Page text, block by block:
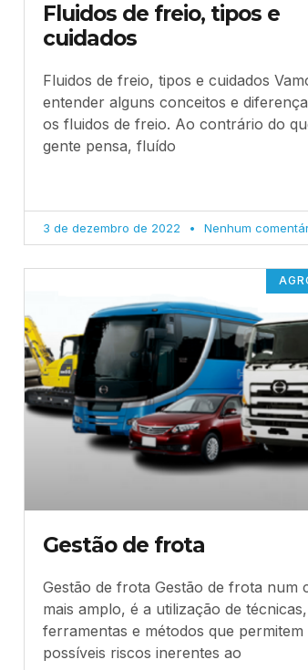
Fluidos de freio, tipos e
cuidados
Fluidos de freio, tipos e cuidados
entender alguns conceitos e
os fluidos de freio. Ao contrário do
gente pensa, fluído
3 de dezembro de 2022 Nenhum
Gestão de frota
Gestão de frota Gestão de frota num
mais amplo, é a utilização de técnicas,
ferramentas e métodos que permitem
possíveis riscos inerentes ao